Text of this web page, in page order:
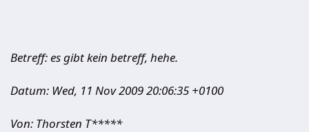
Betreff: es gibt kein betreff, hehe.
Datum: Wed, 11 Nov 2009 20:06:35 +0100
Von: Thorsten T*****